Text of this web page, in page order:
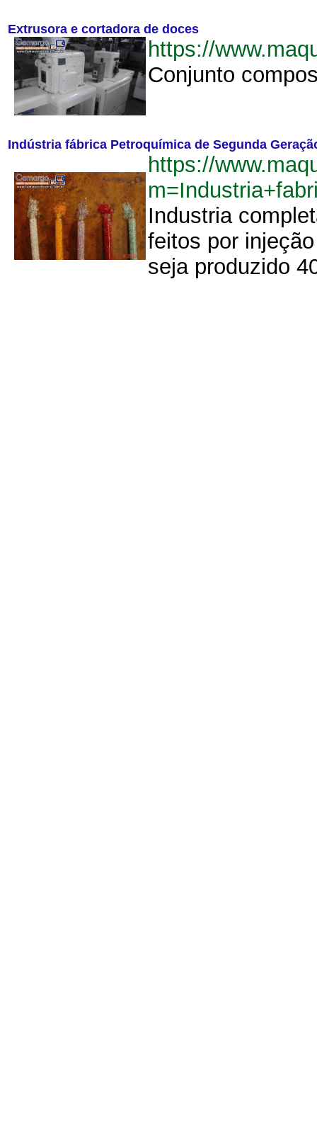
Extrusora e cortadora de doces
https://
Conjunto
Indústria fábrica Petroquímica de Segunda
https://
Industria
feitos por
seja produzido